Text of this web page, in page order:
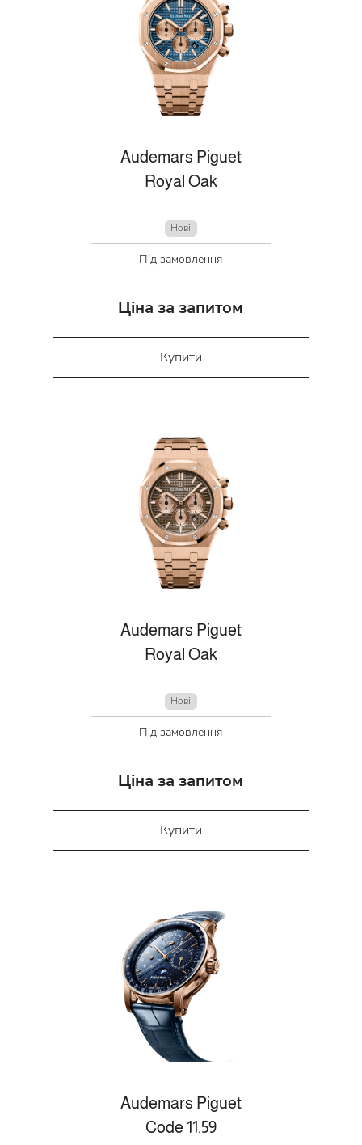
Audemars Piguet
Royal Oak
Нові
Під замовлення
Ціна за запитом
Купити
Audemars Piguet
Royal Oak
Нові
Під замовлення
Ціна за запитом
Купити
Audemars Piguet
Code 11.59